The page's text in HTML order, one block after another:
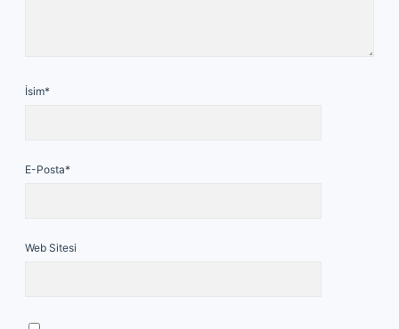
İsim*
E-Posta*
Web Sitesi